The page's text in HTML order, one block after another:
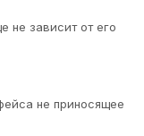
не зависит от его
не приносящее